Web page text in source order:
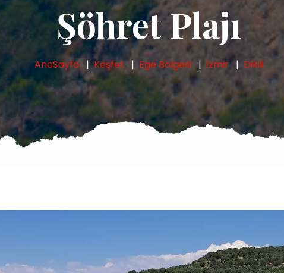
Şöhret Plajı
AnaSayfa Keşfet Ege Bölgesi İzmir Dikili